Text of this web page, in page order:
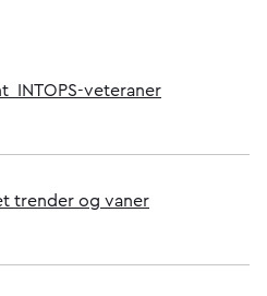
veteraner
trender og vaner